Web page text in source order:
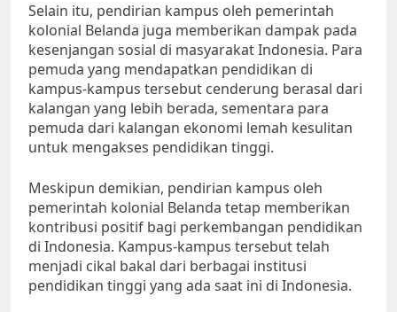
Selain itu, pendirian kampus oleh pemerintah
kolonial Belanda juga memberikan dampak pada
kesenjangan sosial di masyarakat Indonesia. Para
pemuda yang mendapatkan pendidikan di
kampus-kampus tersebut cenderung berasal dari
kalangan yang lebih berada, sementara para
pemuda dari kalangan ekonomi lemah kesulitan
untuk mengakses pendidikan tinggi.
Meskipun demikian, pendirian kampus oleh
pemerintah kolonial Belanda tetap memberikan
kontribusi positif bagi perkembangan pendidikan
di Indonesia. Kampus-kampus tersebut telah
menjadi cikal bakal dari berbagai institusi
pendidikan tinggi yang ada saat ini di Indonesia.